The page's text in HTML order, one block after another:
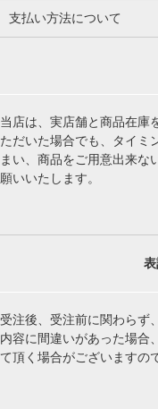
支払い方法について
当店は、実店舗と商品在庫
ただいた場合でも、タイミ
まい、商品をご用意出来な
願いいたします。
受注後、受注前に関わらず
内容に間違いがあった場合
て頂く場合がございますの